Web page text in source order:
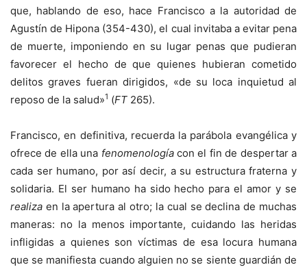
que, hablando de eso, hace Francisco a la autoridad de
Agustín de Hipona (354-430), el cual invitaba a evitar pena
de muerte, imponiendo en su lugar penas que pudieran
favorecer el hecho de que quienes hubieran cometido
delitos graves fueran dirigidos, «de su loca inquietud al
reposo de la salud»1 (FT 265).
Francisco, en definitiva, recuerda la parábola evangélica y
ofrece de ella una fenomenologíacon el fin de despertar a
cada ser humano, por así decir, a su estructura fraterna y
solidaria. El ser humano ha sido hecho para el amor y se
realiza en la apertura al otro; la cual se declina de muchas
maneras: no la menos importante, cuidando las heridas
infligidas a quienes son víctimas de esa locura humana
que se manifiesta cuando alguien no se siente guardián de